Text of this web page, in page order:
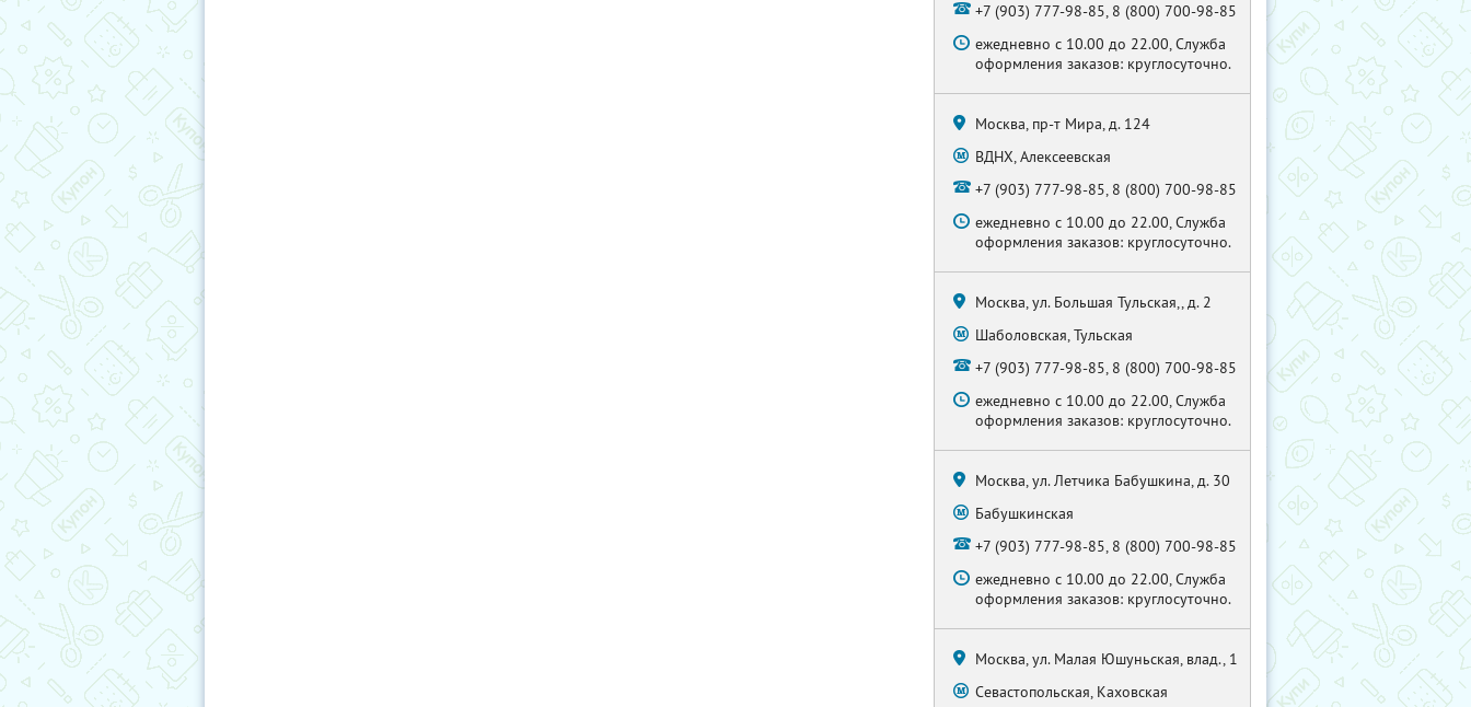
+7 (903) 777-98-85, 8 (800) 700-98-85
ежедневно с 10.00 до 22.00, Служба
оформления заказов: круглосуточно.
Москва, пр-т Мира, д. 124
ВДНХ, Алексеевская
+7 (903) 777-98-85, 8 (800) 700-98-85
ежедневно с 10.00 до 22.00, Служба
оформления заказов: круглосуточно.
Москва, ул. Большая Тульская,, д. 2
Шаболовская, Тульская
+7 (903) 777-98-85, 8 (800) 700-98-85
ежедневно с 10.00 до 22.00, Служба
оформления заказов: круглосуточно.
Москва, ул. Летчика Бабушкина, д. 30
Бабушкинская
+7 (903) 777-98-85, 8 (800) 700-98-85
ежедневно с 10.00 до 22.00, Служба
оформления заказов: круглосуточно.
Москва, ул. Малая Юшуньская, влад., 1
Севастопольская, Каховская